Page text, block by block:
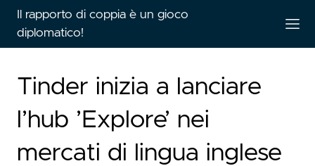
Il rapporto di coppia è un gioco
diplomatico!
Tinder inizia a lanciare
l’hub ’Explore’ nei
mercati di lingua inglese